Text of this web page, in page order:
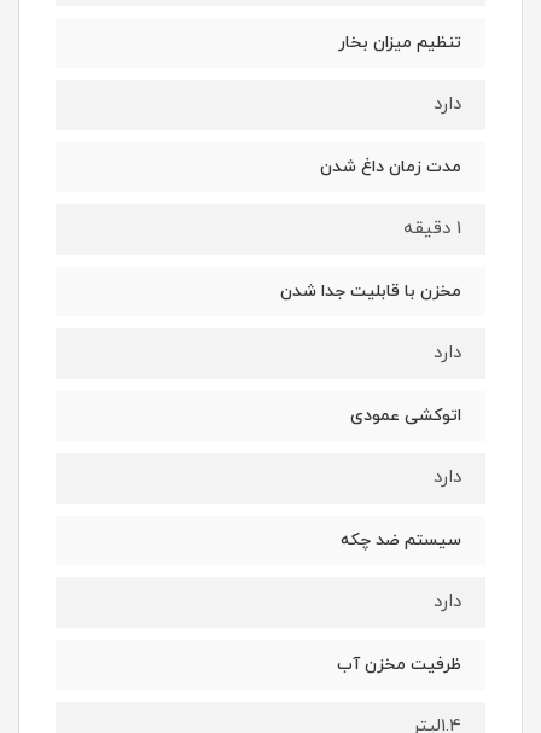
تنظیم میزان بخار
دارد
مدت زمان داغ شدن
1 دقیقه
مخزن با قابلیت جدا شدن
دارد
اتوکشی عمودی
دارد
سیستم ضد چکه
دارد
ظرفیت مخزن آب
1.4لیتر